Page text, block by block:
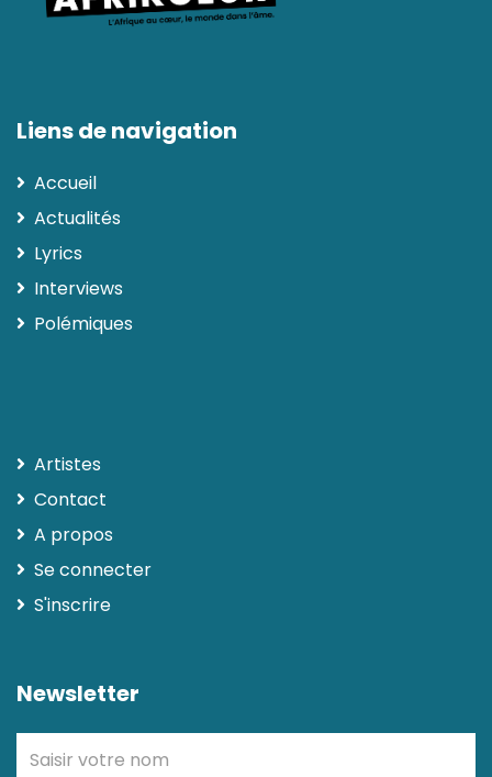
Liens de navigation
Accueil
Actualités
Lyrics
Interviews
Polémiques
Artistes
Contact
A propos
Se connecter
S'inscrire
Newsletter